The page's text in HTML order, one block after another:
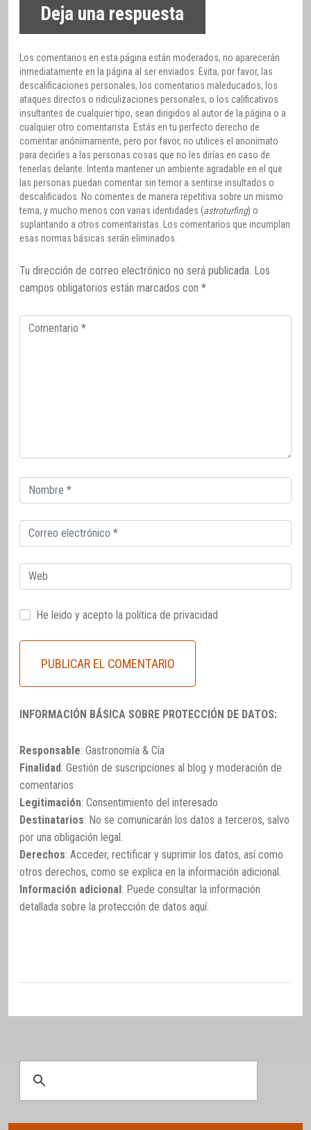
Deja una respuesta
Los comentarios en esta página están moderados, no aparecerán
inmediatamente en la página al ser enviados. Evita, por favor, las
descalificaciones personales, los comentarios maleducados, los
ataques directos o ridiculizaciones personales, o los calificativos
insultantes de cualquier tipo, sean dirigidos al autor de la página o a
cualquier otro comentarista. Estás en tu perfecto derecho de
comentar anónimamente, pero por favor, no utilices el anonimato
para decirles a las personas cosas que no les dirías en caso de
tenerlas delante. Intenta mantener un ambiente agradable en el que
las personas puedan comentar sin temor a sentirse insultados o
descalificados. No comentes de manera repetitiva sobre un mismo
tema, y mucho menos con varias identidades (astroturfing) o
suplantando a otros comentaristas. Los comentarios que incumplan
esas normas básicas serán eliminados.
Tu dirección de correo electrónico no será publicada. Los
campos obligatorios están marcados con *
Comentario
Correo
electrónico
Correo
electrónico
Web
He leido y acepto la política de privacidad
INFORMACIÓN BÁSICA SOBRE PROTECCIÓN DE DATOS:
Responsable: Gastronomía & Cía
Finalidad: Gestión de suscripciones al blog y moderación de
comentarios
Legitimación: Consentimiento del interesado
Destinatarios: No se comunicarán los datos a terceros, salvo
por una obligación legal.
Derechos: Acceder, rectificar y suprimir los datos, así como
otros derechos, como se explica en la información adicional.
Información adicional: Puede consultar la información
detallada sobre la protección de datos aquí.